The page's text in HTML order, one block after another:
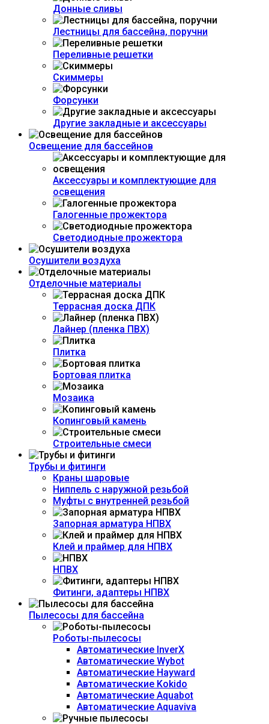
Донные сливы
Лестницы для бассейна, поручни
Переливные решетки
Скиммеры
Форсунки
Другие закладные и аксессуары
Освещение для бассейнов
Аксессуары и комплектующие для
освещения
Галогенные прожектора
Светодиодные прожектора
Осушители воздуха
Отделочные материалы
Террасная доска ДПК
Лайнер (пленка ПВХ)
Плитка
Бортовая плитка
Мозаика
Копинговый камень
Строительные смеси
Трубы и фитинги
Краны шаровые
Ниппель с наружной резьбой
Муфты с внутренней резьбой
Запорная арматура НПВХ
Клей и праймер для НПВХ
НПВХ
Фитинги, адаптеры НПВХ
Пылесосы для бассейна
Роботы-пылесосы
Автоматические InverX
Автоматические Wybot
Автоматические Hayward
Автоматические Kokido
Автоматические Aquabot
Автоматические Aquaviva